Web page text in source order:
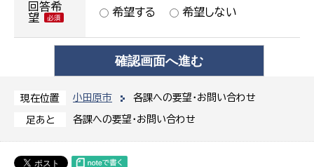
現在位置 小田原市 各課への要望・お問い合わせ
足あと 各課への要望・お問い合わせ
回答希
望
希望する 希望しない